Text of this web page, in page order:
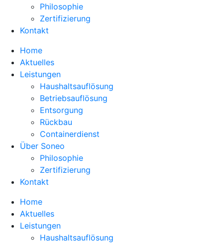
Philosophie
Zertifizierung
Kontakt
Home
Aktuelles
Leistungen
Haushaltsauflösung
Betriebsauflösung
Entsorgung
Rückbau
Containerdienst
Über Soneo
Philosophie
Zertifizierung
Kontakt
Home
Aktuelles
Leistungen
Haushaltsauflösung